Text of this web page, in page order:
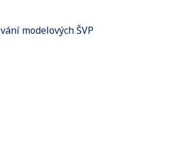
modelových ŠVP